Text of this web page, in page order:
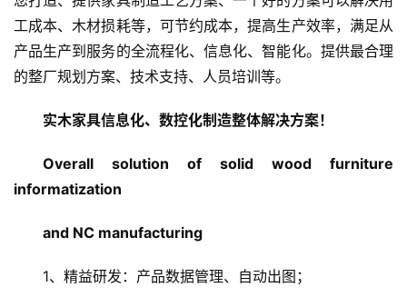
工成本、木材损耗等，可节约成本，提高生产效率，满足从
产品生产到服务的全流程化、信息化、智能化。提供最合理
的整厂规划方案、技术支持、人员培训等。
实木家具信息化、数控化制造整体解决方案！
Overall solution of solid wood furniture
informatization
and NC manufacturing
1、精益研发：产品数据管理、自动出图；